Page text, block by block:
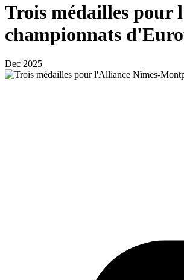
Trois médailles
championnats
Dec 2025